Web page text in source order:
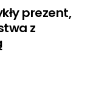
prezent,
z